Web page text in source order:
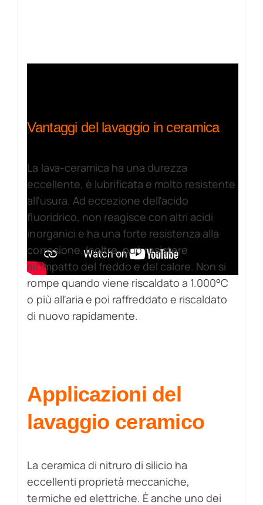
Vantaggi del lavaggio in ceramica
La lava-ceramica ha una durezza
eccellente, è lubrificata e molto resistente
all'usura. Ad eccezione dell'acido
fluoridrico, non reagisce con altri acidi
inorganici e ha una forte resistenza alla
corrosione. Inoltre, può resistere
all'impatto del freddo e del calore. Non si
rompe quando viene riscaldato a 1.000°C
o più all'aria e poi raffreddato e riscaldato
di nuovo rapidamente.
Applicazioni del
lavaggio ceramico
La ceramica di nitruro di silicio ha
eccellenti proprietà meccaniche,
termiche ed elettriche. È anche uno dei